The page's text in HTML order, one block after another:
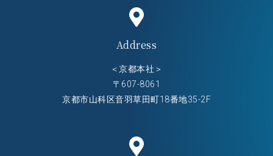
Address
＜京都本社＞
〒607-8061
京都市山科区音羽草田町18番地35-2F